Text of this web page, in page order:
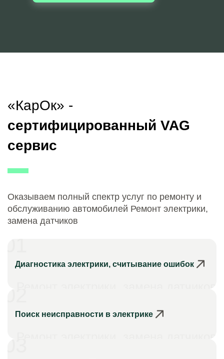
«КарОк» -
сертифицированный VAG
сервис
Оказываем полный спектр услуг по ремонту и
обслуживанию автомобилей Ремонт электрики,
замена датчиков
Диагностика электрики, считывание ошибок
Поиск неисправности в электрике